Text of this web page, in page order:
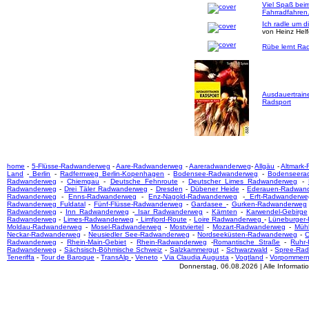
Viel Spaß
Fahrradfahren.
Ich radle um
von Heinz
Rübe lernt
Radsport
home - 5-Flüsse-Radwanderweg -Aare-Radwanderweg -Aareradwanderweg-Allgäu -Altmark-
Land - Berlin - Radfernweg Berlin-Kopenhagen -Bodensee-Radwanderweg -
Radwanderweg -Chiemgau - Deutsche Fehnroute -Deutscher Limes Radwanderweg -
Radwanderweg -Drei Täler Radwanderweg - Dresden - Dübener Heide -Ederauen-
Radwanderweg -Enns-Radwanderweg -Enz-Nagold-Radwanderweg -Erft-
Radwanderweg Fuldatal- Fünf-Flüsse-Radwanderweg -Gardasee - Gurken-Radwanderweg
Radwanderweg - Inn Radwanderweg -Isar Radwanderweg - Kärnten - Karwendel-Gebirge
Radwanderweg - Limes-Radwanderweg - Limfjord-Route - Loire Radwanderweg -
Moldau-Radwanderweg - Mosel-Radwanderweg -Mostviertel -Mozart-Radwanderweg -
Neckar-Radwanderweg -Neusiedler See-Radwanderweg -Nordseeküsten-Radwanderweg -
Radwanderweg -Rhein-Main-Gebiet -Rhein-Radwanderweg -Romantische Straße -
Radwanderweg - Sächsisch-Böhmische Schweiz -Salzkammergut - Schwarzwald -Spree-
Teneriffa - Tour de Baroque - TransAlp - Veneto - Via Claudia Augusta - Vogtland - Vorpommern
Donnerstag, 06.08.2026 | Alle